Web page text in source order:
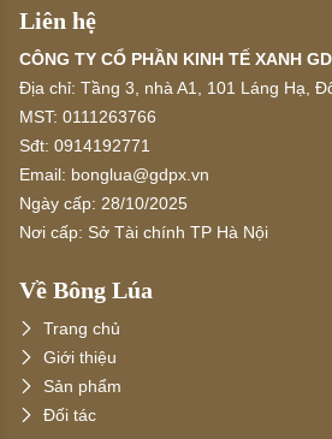
Liên hệ
CÔNG TY CỔ PHẦN KINH TẾ XANH
Địa chỉ: Tầng 3, nhà A1, 101 Láng Hạ,
MST: 0111263766
Sđt: 0914192771
Email: bonglua@gdpx.vn
Ngày cấp: 28/10/2025
Nơi cấp: Sở Tài chính TP Hà Nội
Về Bông Lúa
Trang chủ
Giới thiệu
Sản phẩm
Đối tác